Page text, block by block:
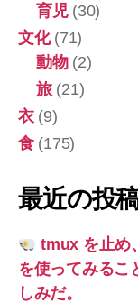
育児(30)
文化(71)
動物(2)
旅(21)
衣(9)
食(175)
最近の投
tmux を止め
を使ってみるこ
しみだ。